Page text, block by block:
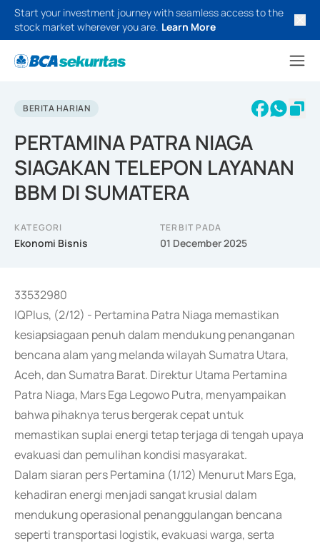
Start your investment journey with seamless access to the
stock market wherever you are. Learn More
BERITA HARIAN
PERTAMINA PATRA NIAGA
SIAGAKAN TELEPON LAYANAN
BBM DI SUMATERA
KATEGORI
Ekonomi Bisnis
TERBIT PADA
01 December 2025
33532980
IQPlus, (2/12) - Pertamina Patra Niaga memastikan
kesiapsiagaan penuh dalam mendukung penanganan
bencana alam yang melanda wilayah Sumatra Utara,
Aceh, dan Sumatra Barat. Direktur Utama Pertamina
Patra Niaga, Mars Ega Legowo Putra, menyampaikan
bahwa pihaknya terus bergerak cepat untuk
memastikan suplai energi tetap terjaga di tengah upaya
evakuasi dan pemulihan kondisi masyarakat.
Dalam siaran pers Pertamina (1/12) Menurut Mars Ega,
kehadiran energi menjadi sangat krusial dalam
mendukung operasional penanggulangan bencana
seperti transportasi logistik, evakuasi warga, serta